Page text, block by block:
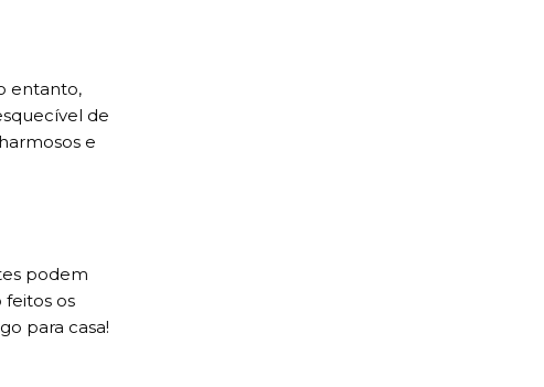
entanto,
de
e
podem
feitos os
para casa!